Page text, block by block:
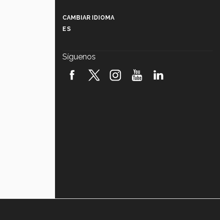
robótica FIRST 2026! (video)
CAMBIAR IDIOMA
ES
Síguenos